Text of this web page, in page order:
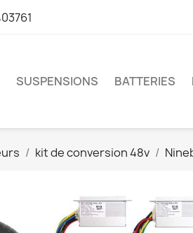
SUSPENSIONS BATTERIES
kit de conversion 48v